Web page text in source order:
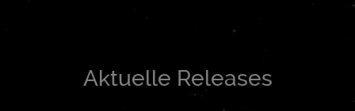
Aktuelle Releases